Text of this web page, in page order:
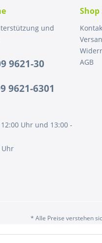
und
9621-30
9621-6301
Uhr und 13:00 -
Uhr
Shop
AGB
* Alle Preise verstehen